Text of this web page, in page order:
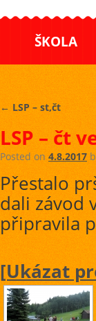
ŠKOLA
← LSP – st,čt
LSP – čt
Posted on 4.8.2017
Přestalo
dali závod
připravila
[Ukázat